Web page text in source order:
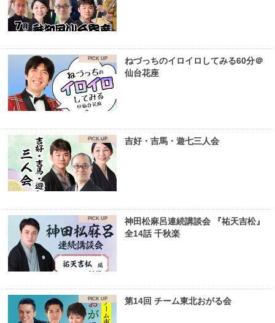
ねづっちのイロイロしてみる60分＠
仙台花座
吉好・吉馬・遊七三人会
神田松麻呂連続講談会 『祐天吉松』
全14話 千秋楽
第14回 チーム東北おがる会